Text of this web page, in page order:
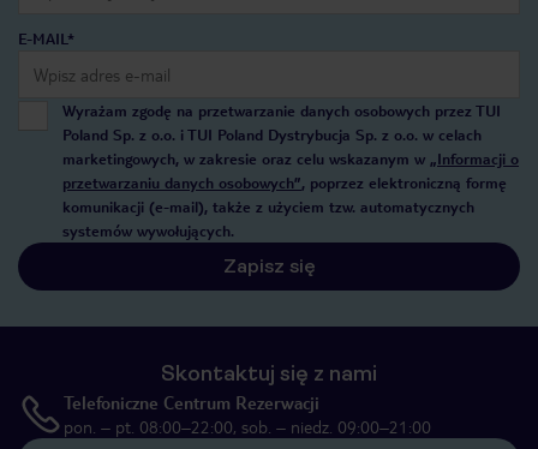
E-MAIL*
Wyrażam zgodę na przetwarzanie danych osobowych przez TUI
Poland Sp. z o.o. i TUI Poland Dystrybucja Sp. z o.o. w celach
marketingowych, w zakresie oraz celu wskazanym w „Informacji o
przetwarzaniu danych osobowych”, poprzez elektroniczną formę
komunikacji (e-mail), także z użyciem tzw. automatycznych
systemów wywołujących.
Zapisz się
Skontaktuj się z nami
Telefoniczne Centrum Rezerwacji
pon. – pt. 08:00–22:00, sob. – niedz. 09:00–21:00